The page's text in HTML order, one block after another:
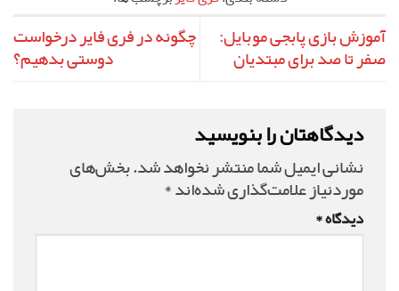
آموزش بازی پابجی موبایل:
صفر تا صد برای مبتدیان
چگونه در فری فایر درخواست
دوستی بدهیم؟
دیدگاهتان را بنویسید
نشانی ایمیل شما منتشر نخواهد شد.بخش‌های
موردنیاز علامت‌گذاری شده‌اند*
دیدگاه*